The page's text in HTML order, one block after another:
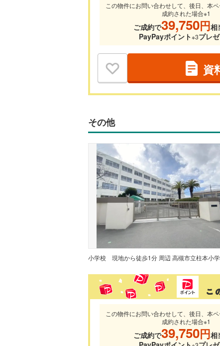
この物件にお問い合わせして、後日、本
成約された場合※1
ご成約で39,750円相
PayPayポイント※3プレ
資
その他
小学校 現地から徒歩1分 周辺 高槻市立柱本小
この物件にお問い合わせして、後日、本
成約された場合※1
ご成約で39,750円相